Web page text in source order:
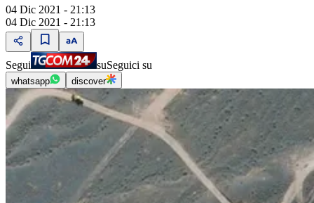
04 Dic 2021 - 21:13
04 Dic 2021 - 21:13
Segui suSeguici su
whatsapp discover